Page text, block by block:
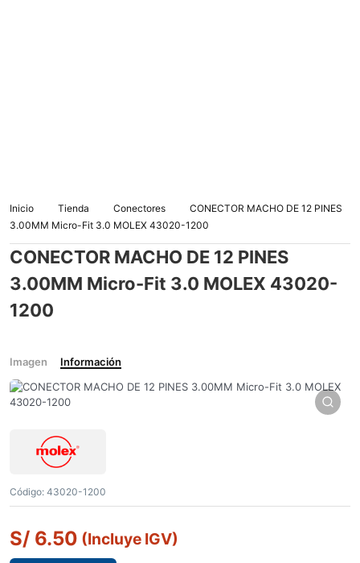
Inicio Tienda Conectores
CONECTOR MACHO DE 12 PINES
3.00MM Micro-Fit 3.0 MOLEX 43020-1200
CONECTOR MACHO DE 12 PINES
3.00MM Micro-Fit 3.0 MOLEX 43020-
1200
Imagen Información
Código: 43020-1200
S/ 6.50 (Incluye IGV)